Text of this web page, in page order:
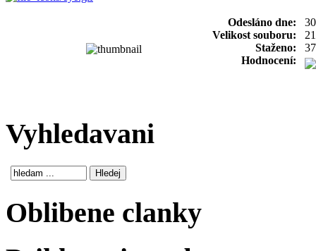
Odesláno dne:
Velikost souboru:
Staženo:
Hodnocení:
Vyhledavani
Oblibene clanky